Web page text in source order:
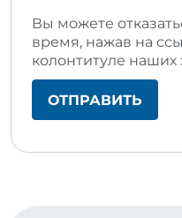
Вы можете
время, нажав на
колонтитуле